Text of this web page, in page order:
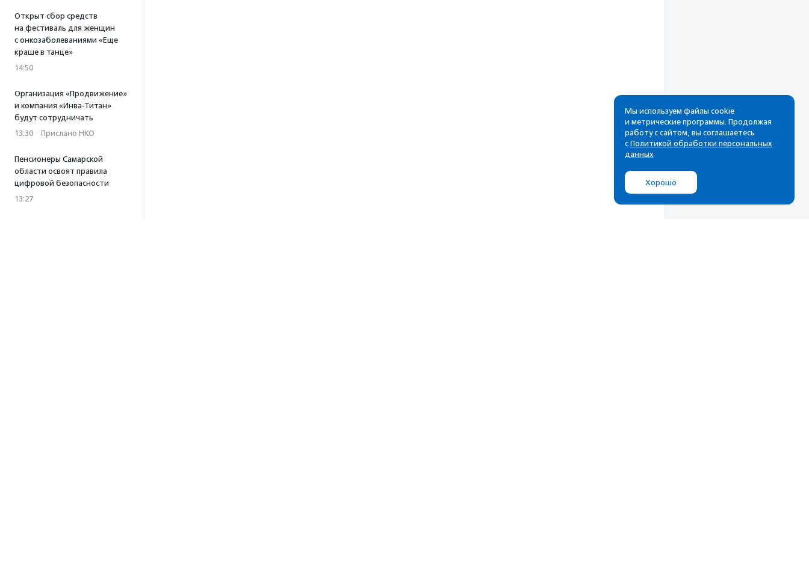
Открыт сбор средств
на фестиваль для женщин
с онкозаболеваниями «Еще
краше в танце»
14:50
Организация «Продвижение»
и компания «Инва-Титан»
будут сотрудничать
13:30 · Прислано НКО
Пенсионеры Самарской
области освоят правила
цифровой безопасности
13:27
Рассылка
Cамые свежие новости,
почтовом ящике
Мы используем файлы cookie
и метрические программы. Продолжая
работу с сайтом, вы соглашаетесь
с Политикой обработки персональных
данных
Хорошо